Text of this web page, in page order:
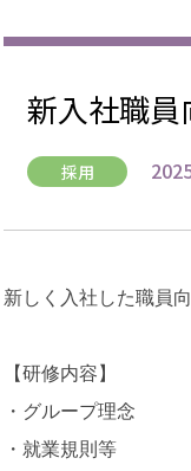
新入社職
採用
新しく入社した職員
【研修内容】
・グループ理念
・就業規則等